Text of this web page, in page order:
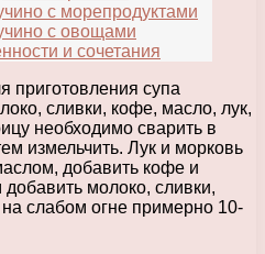
с морепродуктами
с овощами
и сочетания
приготовления супа
сливки, кофе, масло, лук,
необходимо сварить в
измельчить. Лук и морковь
добавить кофе и
молоко, сливки,
слабом огне примерно 10-